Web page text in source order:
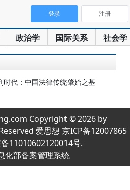
政治学 国际关系 社会学
登录 注册
时代：中国法律传统肇始之基
Copyright © 2026 by
爱思想 京ICP备12007865
11010602120014号.
化部备案管理系统